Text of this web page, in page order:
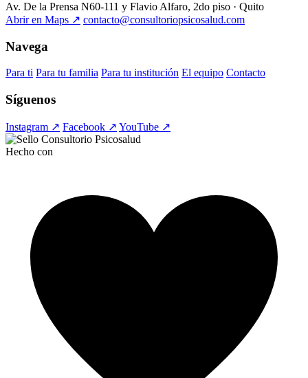
Av. De la Prensa N60-111 y Flavio Alfaro, 2do piso · Quito
Abrir en Maps ↗ contacto@consultoriopsicosalud.com
Navega
Para ti Para tu familia Para tu institución El equipo Contacto
Síguenos
Instagram ↗ Facebook ↗ YouTube ↗
Hecho con